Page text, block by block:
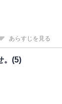
あらすじを見る
。(5)